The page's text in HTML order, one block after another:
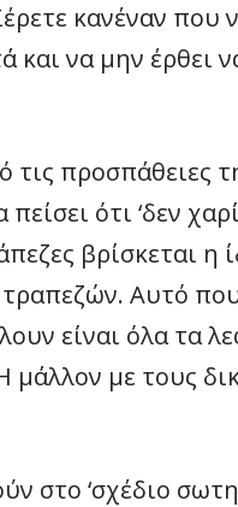
κανέναν που
και να μην έρθει
προσπάθειες
ότι ‘δεν
βρίσκεται η
Αυτό
είναι όλα τα
μάλλον με τους
στο ‘σχέδιο